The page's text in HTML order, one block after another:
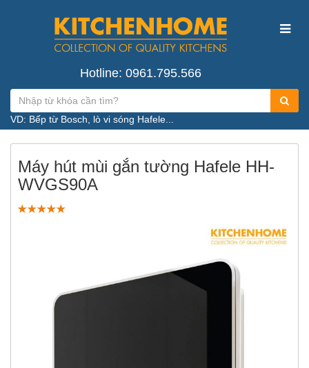
Hotline: 0961.795.566
VD: Bếp từ Bosch, lò vi sóng Hafele...
Máy hút mùi gắn tường Hafele HH-
WVGS90A